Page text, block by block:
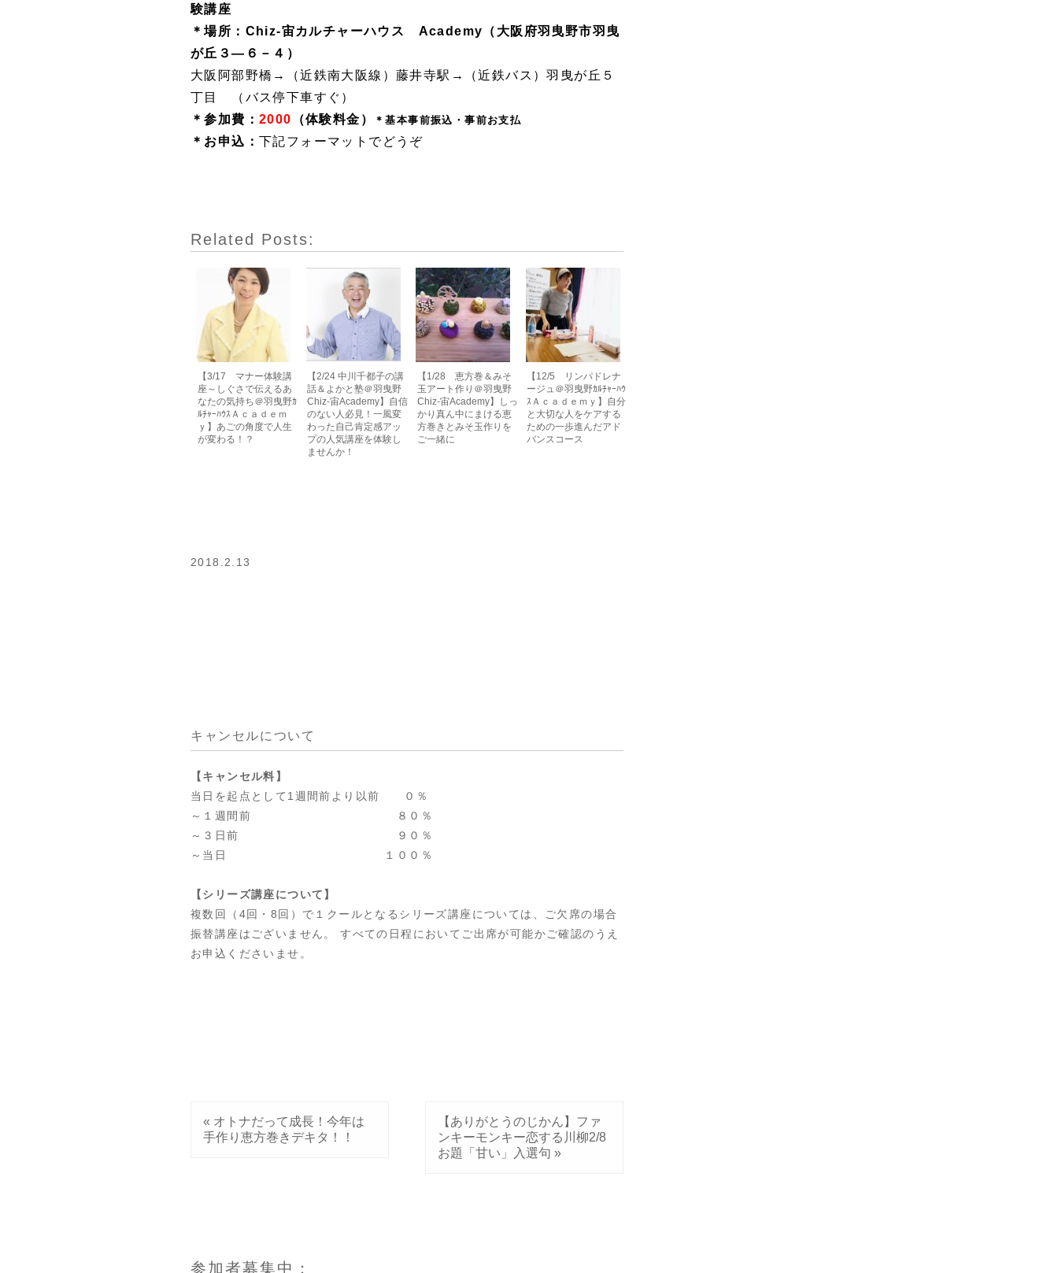
験講座
＊場所：Chiz-宙カルチャーハウス Academy（大阪府羽曳野市羽曳
が丘３―６－４）
大阪阿部野橋→（近鉄南大阪線）藤井寺駅→（近鉄バス）羽曳が丘５
丁目 （バス停下車すぐ）
＊参加費： 2000 （体験料金） ＊基本事前振込・事前お支払
＊お申込： 下記フォーマットでどうぞ
Related Posts:
【3/17 マナー体験講
座～しぐさで伝えるあ
なたの気持ち＠羽曳野ｶ
ﾙﾁｬｰﾊｳｽＡｃａｄｅｍ
ｙ】あごの角度で人生
が変わる！？
【2/24 中川千都子の講
話＆よかと塾＠羽曳野
Chiz-宙Academy】自信
のない人必見！一風変
わった自己肯定感アッ
プの人気講座を体験し
ませんか！
【1/28 恵方巻＆みそ
玉アート作り＠羽曳野
Chiz-宙Academy】しっ
かり真ん中にまける恵
方巻きとみそ玉作りを
ご一緒に
【12/5 リンパドレナ
ージュ＠羽曳野ｶﾙﾁｬｰﾊｳ
ｽＡｃａｄｅｍｙ】自分
と大切な人をケアする
ための一歩進んだアド
バンスコース
2018.2.13
キャンセルについて
【キャンセル料】
当日を起点として1週間前より以前 ０％
～１週間前 ８０％
～３日前 ９０％
～当日 １００％
【シリーズ講座について】
複数回（4回・8回）で１クールとなるシリーズ講座については、ご欠席の場合
振替講座はございません。 すべての日程においてご出席が可能かご確認のうえ
お申込くださいませ。
« オトナだって成長！今年は
手作り恵方巻きデキタ！！
【ありがとうのじかん】ファ
ンキーモンキー恋する川柳2/8
お題「甘い」入選句 »
参加者募集中：